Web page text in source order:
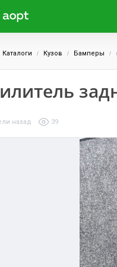
Каталоги Кузов Бамперы
назад 39